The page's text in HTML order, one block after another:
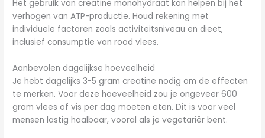
Het gebruik van creatine monohydraat kan helpen bij het
verhogen van ATP-productie. Houd rekening met
individuele factoren zoals activiteitsniveau en dieet,
inclusief consumptie van rood vlees.
Aanbevolen dagelijkse hoeveelheid
Je hebt dagelijks 3-5 gram creatine nodig om de effecten
te merken. Voor deze hoeveelheid zou je ongeveer 600
gram vlees of vis per dag moeten eten. Dit is voor veel
mensen lastig haalbaar, vooral als je vegetariër bent.